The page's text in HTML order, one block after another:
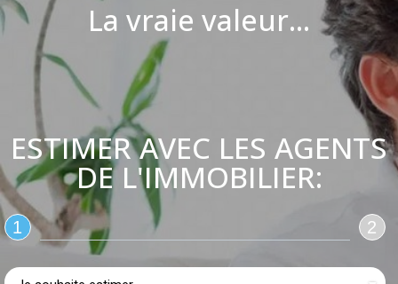
La vraie valeur...
ESTIMER AVEC LES AGENTS
DE L'IMMOBILIER:
1 2